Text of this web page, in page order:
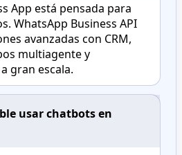
App está pensada para
WhatsApp Business API
avanzadas con CRM,
multiagente y
gran escala.
usar chatbots en